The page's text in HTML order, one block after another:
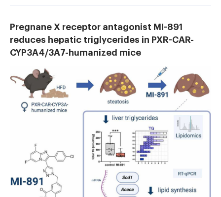
Pregnane X receptor antagonist MI-891
reduces hepatic triglycerides in PXR-CAR-
CYP3A4/3A7-humanized mice